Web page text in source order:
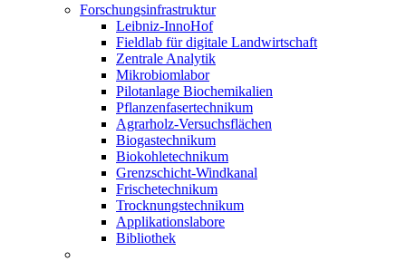
Forschungsinfrastruktur
Leibniz-InnoHof
Fieldlab für digitale Landwirtschaft
Zentrale Analytik
Mikrobiomlabor
Pilotanlage Biochemikalien
Pflanzenfasertechnikum
Agrarholz-Versuchsflächen
Biogastechnikum
Biokohletechnikum
Grenzschicht-Windkanal
Frischetechnikum
Trocknungstechnikum
Applikationslabore
Bibliothek